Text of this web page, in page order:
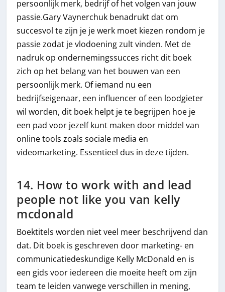
persoonlijk merk, bedrijf of het volgen van jouw
passie.Gary Vaynerchuk benadrukt dat om
succesvol te zijn je je werk moet kiezen rondom je
passie zodat je vlodoening zult vinden. Met de
nadruk op ondernemingssucces richt dit boek
zich op het belang van het bouwen van een
persoonlijk merk. Of iemand nu een
bedrijfseigenaar, een influencer of een loodgieter
wil worden, dit boek helpt je te begrijpen hoe je
een pad voor jezelf kunt maken door middel van
online tools zoals sociale media en
videomarketing. Essentieel dus in deze tijden.
14. How to work with and lead
people not like you van kelly
mcdonald
Boektitels worden niet veel meer beschrijvend dan
dat. Dit boek is geschreven door marketing- en
communicatiedeskundige Kelly McDonald en is
een gids voor iedereen die moeite heeft om zijn
team te leiden vanwege verschillen in mening,